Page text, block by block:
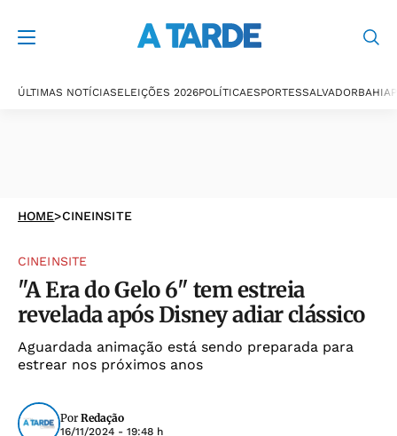
ÚLTIMAS NOTÍCIASELEIÇÕES 2026POLÍTICAESPORTESSALVADORBAHIA
HOME>CINEINSITE
CINEINSITE
"A Era do Gelo 6" tem estreia
revelada após Disney adiar clássico
Aguardada animação está sendo preparada para
estrear nos próximos anos
Por Redação
16/11/2024 - 19:48 h